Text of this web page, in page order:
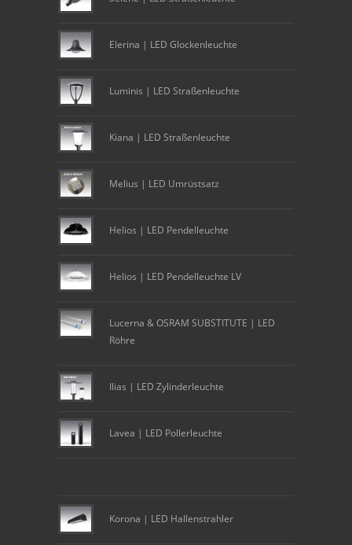
Elerina | LED Glockenleuchte
Luminis | LED Straßenleuchte
Kiana | LED Straßenleuchte
Melius | LED Umrüstsatz
Helios | LED Pendelleuchte
Helios | LED Pendelleuchte LV
Lucerna & OSRAM SUBSTITUTE | LED
Röhre
Ilias | LED Zylinderleuchte
Lavea | LED Pollerleuchte
Korona | LED Hallenstrahler